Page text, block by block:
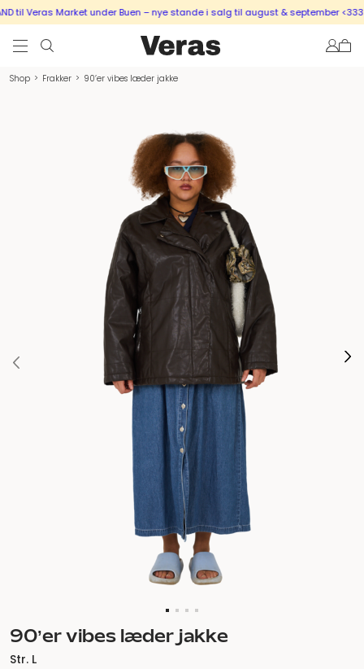
til Veras Market under Buen – nye stande i salg til august & september <333
Shop > Frakker > 90’er vibes læder jakke
90’er vibes læder jakke
Str. L